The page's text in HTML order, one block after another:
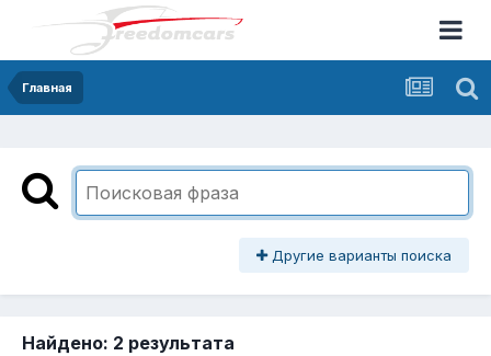
Главная
Другие варианты поиска
Найдено: 2 результата